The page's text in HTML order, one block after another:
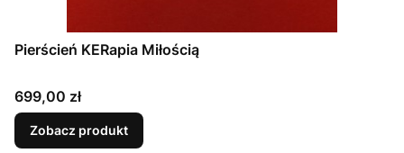
Pierścień KERapia Miłością
Cena
699,00 zł
Zobacz produkt